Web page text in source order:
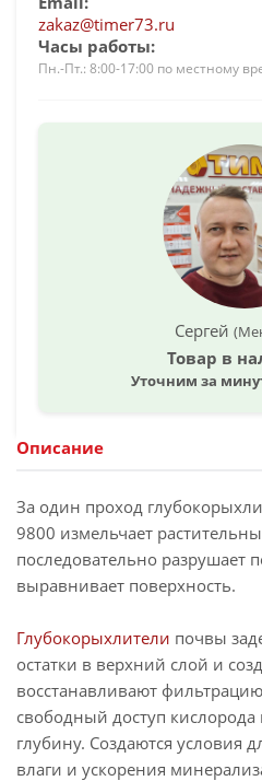
zakaz@timer73.ru
Часы работы:
Пн.-Пт.: 8:00-17:00 по местному
Сергей
Товар в
Уточним за
Описание
За один проход
9800 измельчает
последовательно
выравнивает поверхность.
Глубокорыхлители почвы
остатки в верхний слой и
восстанавливают
свободный доступ
глубину. Создаются условия
влаги и ускорения